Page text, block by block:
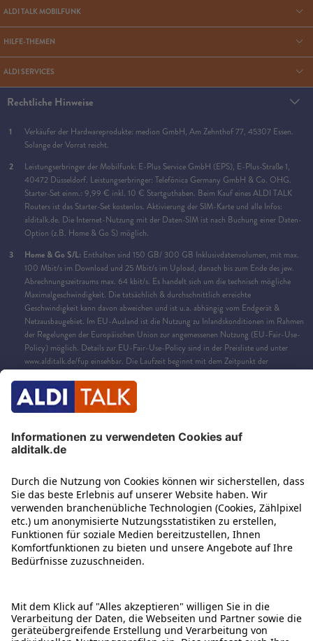
ALDI TALK MOBILFUNK
HILFE-THEMEN
ALDI SERVICES
Rechtliche Hinweise
1
Verkäufer der Hardwareprodukte: medion GmbH, Am Zehnthof 77, 45307 Essen.
Solange der Vorrat reicht.
2
Leistungserbringer der Mobilfunk: E-Plus Service GmbH (EPS), E-Plus-Straße 1,
40472 Düsseldorf. Leistungserbringer: Telefónica Germany GmbH & Co. OHG.
Starter-Set einm.: 9,99 € inkl. 10 € Startguthaben. Beim Kauf eines ALDI TALK
Routers ist das Starter-Set kostenlos. Aktivierung der SIM-Karte und alle Infos:
alditalk.de. Die Internet-Nutzung mit der Daten-SIM ist nach Buchung einer Daten-
Option (z.B. Home & Go S) möglich.
3 Home & Go S/L: Enthalten sind 150 GB/ 300 GB Inklusivdatenvolumen, mit max.
100 Mbit/s im Download und 25 Mbit/s im Upload, danach bis zum Ende des jew.
Abrechnungszeitraums max. 64 kbit/s. Es handelt sich um die technisch mögliche
Maximalgeschwindigkeit. Die tatsächlich & durchschnittlich erreichte
Geschwindigkeit kann davon abweichen und ist u.a. abhängig vom Endgerät &
Netzausbaugebiet. Im EU-Ausland ist die Nutzung zu Inlandskonditionen im Rahmen
der Regelungen der Europäischen Union zur angemessenen Nutzung (EU-Fair-Use-
Policy) möglich. Details zur EU-Fair-Use-Policy sind in der Preisliste und unter
www.alditalk.de/fup einsehbar. Die Laufzeit beginnt mit dem Zeitpunkt der
Verlängerung um 4 Wochen bei ausreichendem Guthaben, wenn keine Abbestellung
zum Ende der Laufzeit erfolgt.
Upload, danach max. 64 kbit/s im Up-/Download. Es handelt sich jeweils um die
technisch mögliche Maximalgeschwindigkeit. Die tatsächlich & durchschnittlich
& Netzausbaugebiet.
5 Neukundenvorteil:Bei Auswahl der Optionen Home & Go S, Home & Go L oder des
Daten-Pakets L im online SIM-Karten-Aktivierungsprozess auf alditalk.de, kostet die
Tarifoption für die ersten 4 Wochen nur 10 €, die direkt bei Aktivierung mit dem
Startguthaben verrechnet werden. Danach kostet Home & Go S 19,99 €/ 4 Wochen,
Home & Go L 29,99 €/ 4 Wochen und das Daten-Paket L 14,99 €/4 Wochen. Die
erfolgreiche Buchung wird im SMS-Postfach der Router-Konfigurationsseite
€ inkl. 10 € Startguthaben) oder einer Tarifoption. Enthalten: unbegrenztes
Datenvolumen innerhalb Deutschlands und 10,68 GB im EU-Ausland, jeweils mit bis